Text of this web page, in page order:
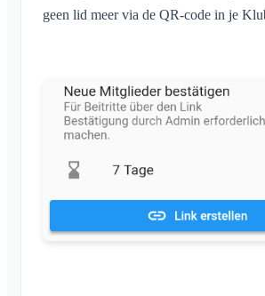
geen lid meer via de QR-code in je